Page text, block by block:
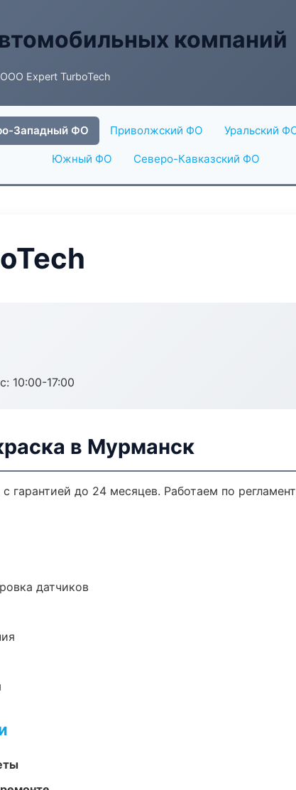
компаний
Expert TurboTech
Западный ФО Приволжский ФО Уральский
Южный ФО Северо-Кавказский ФО
10:00-17:00
в Мурманск
гарантией до 24 месяцев. Работаем по
датчиков